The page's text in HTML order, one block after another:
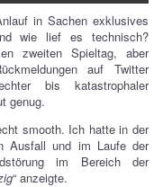
in Sachen exklusives
wie lief es technisch?
zweiten Spieltag, aber
auf Twitter
bis katastrophaler
genug.
smooth. Ich hatte in der
Ausfall und im Laufe der
im Bereich der
“ anzeigte.